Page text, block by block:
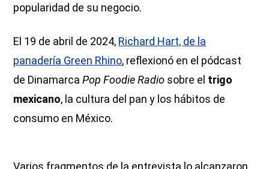
popularidad de su negocio.
El 19 de abril de 2024, Richard Hart, de la
panadería Green Rhino, reflexionó en el pódcast
de DinamarcaPop Foodie Radio sobre el trigo
mexicano, la cultura del pan y los hábitos de
consumo en México.
Varios fragmentos de la entrevista lo alcanzaron